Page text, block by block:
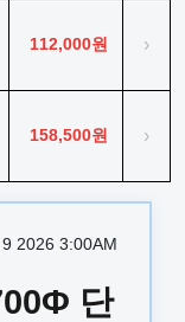
112,000원 ›
158,500원 ›
2026 3:00AM
단